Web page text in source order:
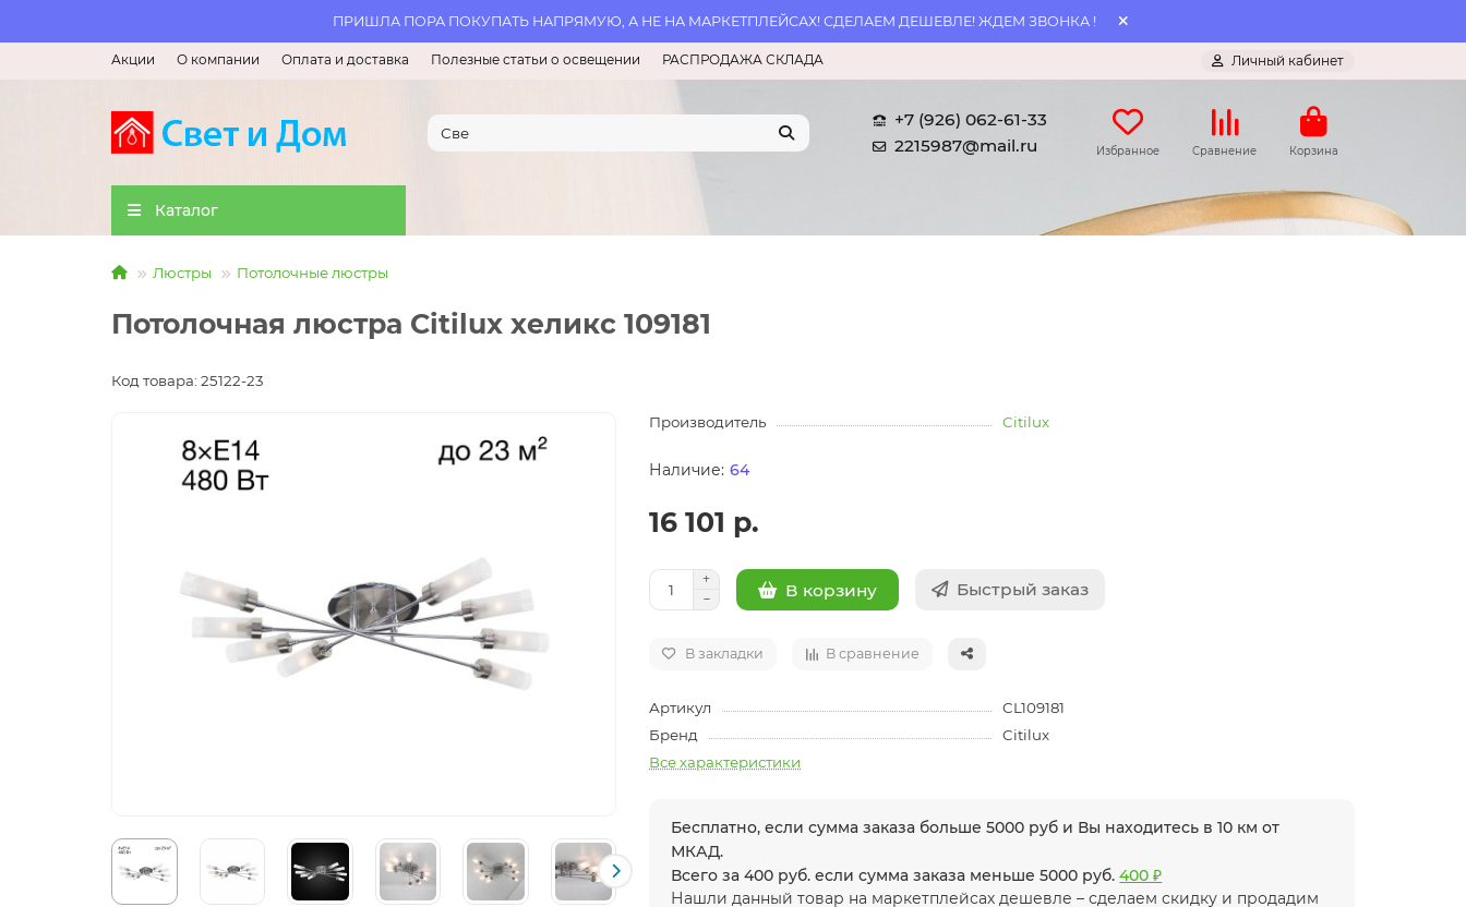
ПРИШЛА ПОРА ПОКУПАТЬ НАПРЯМУЮ, А НЕ НА МАРКЕТПЛЕЙСАХ! СДЕЛАЕМ ДЕШЕВЛЕ! ЖДЕМ ЗВОНКА !
Акции О компании Оплата и доставка Полезные статьи о освещении РАСПРОДАЖА СКЛАДА Личный кабинет
+7 (926) 062-61-33
2215987@mail.ru
Избранное Сравнение Корзина
Каталог
Люстры Потолочные люстры
Потолочная люстра Citilux хеликс 109181
Код товара: 25122-23
Производитель Citilux
64
16 101 р.
В корзину Быстрый заказ
В закладки В сравнение
Артикул
CL109181
Бренд
Citilux
Все характеристики
Бесплатно, если сумма заказа больше 5000 руб и Вы находитесь в 10 км от
МКАД.
Всего за 400 руб. если сумма заказа меньше 5000 руб.400 ₽
Нашли данный товар на маркетплейсах дешевле – сделаем скидку и продадим